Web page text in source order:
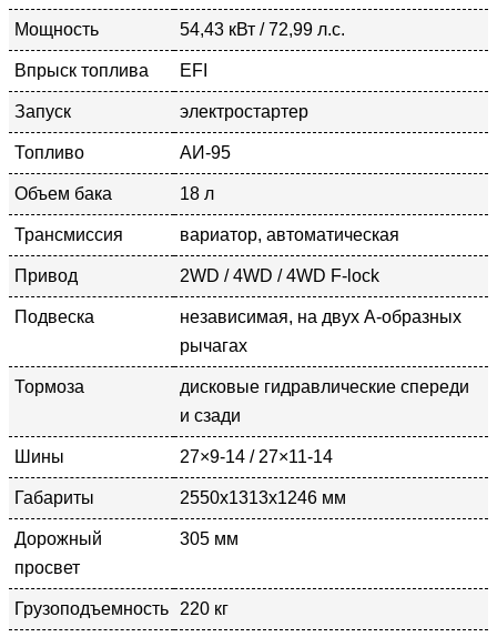
Мощность 54,43 кВт / 72,99 л.с.
Впрыск топлива EFI
Запуск электростартер
Топливо АИ-95
Объем бака 18 л
Трансмиссия вариатор, автоматическая
Привод 2WD / 4WD / 4WD F-lock
Подвеска
независимая, на двух А-образных
рычагах
Тормоза
дисковые гидравлические спереди
и сзади
Шины 27×9-14 / 27×11-14
Габариты 2550x1313x1246 мм
Дорожный
просвет
305 мм
Грузоподъемность 220 кг